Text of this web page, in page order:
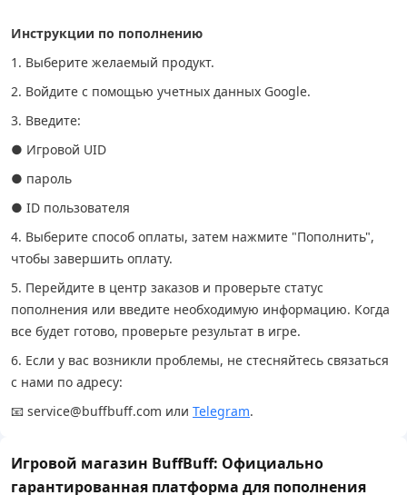
Инструкции по пополнению
1. Выберите желаемый продукт.
2. Войдите с помощью учетных данных Google.
3. Введите:
● Игровой UID
● пароль
● ID пользователя
4. Выберите способ оплаты, затем нажмите "Пополнить",
чтобы завершить оплату.
5. Перейдите в центр заказов и проверьте статус
пополнения или введите необходимую информацию. Когда
все будет готово, проверьте результат в игре.
6. Если у вас возникли проблемы, не стесняйтесь связаться
с нами по адресу:
📧 service@buffbuff.com или Telegram.
Игровой магазин BuffBuff: Официально
гарантированная платформа для пополнения